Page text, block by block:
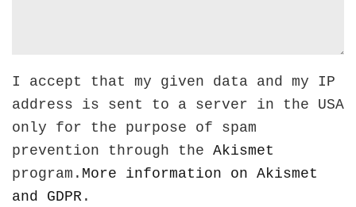
I accept that my given data and my IP
address is sent to a server in the USA
only for the purpose of spam
prevention through the Akismet
program. More information on Akismet
and GDPR .